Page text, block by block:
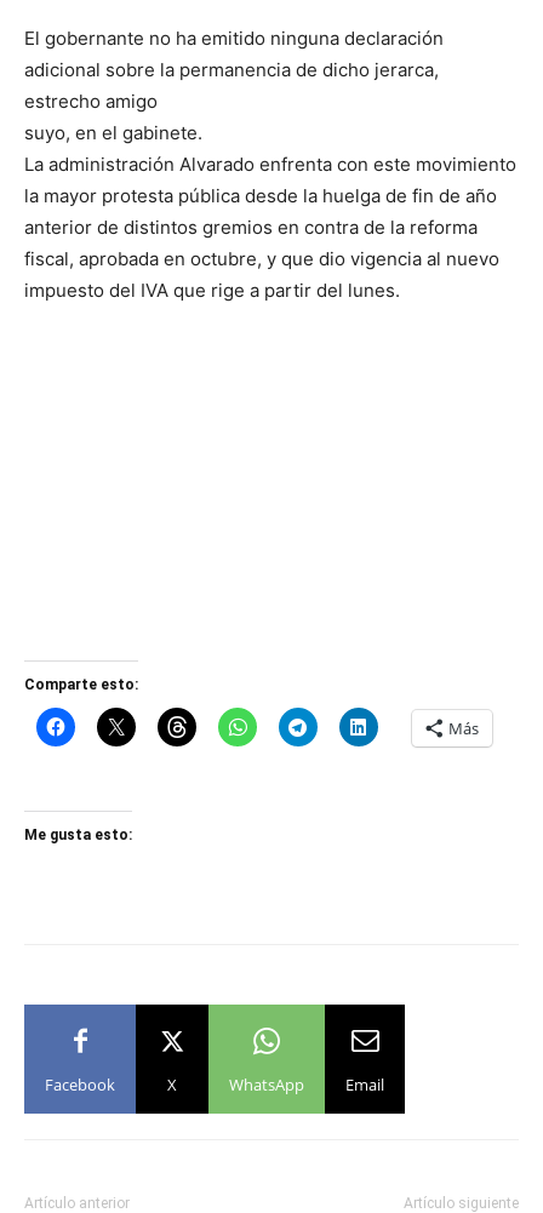
El gobernante no ha emitido ninguna declaración
adicional sobre la permanencia de dicho jerarca,
estrecho amigo
suyo, en el gabinete.
La administración Alvarado enfrenta con este movimiento
la mayor protesta pública desde la huelga de fin de año
anterior de distintos gremios en contra de la reforma
fiscal, aprobada en octubre, y que dio vigencia al nuevo
impuesto del IVA que rige a partir del lunes.
Comparte esto:
Más
Me gusta esto:
Facebook X WhatsApp Email
Artículo anterior Artículo siguiente